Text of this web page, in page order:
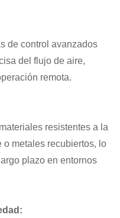
de control avanzados
del flujo de aire,
remota.
resistentes a la
metales recubiertos, lo
plazo en entornos